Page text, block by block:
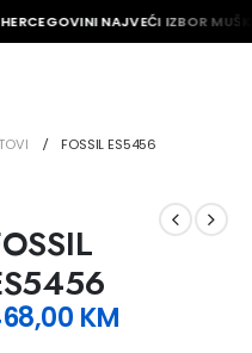
NAJVEĆI IZBOR
FOSSIL ES5456
KM